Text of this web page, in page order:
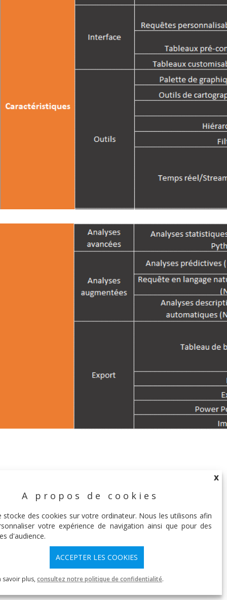
X
A propos de cookies
stocke des cookies sur votre ordinateur. Nous les utilisons afin
votre expérience de navigation ainsi que pour des
d'audience.
ACCEPTER LES COOKIES
savoir plus, consultez notre politique de confidentialité.